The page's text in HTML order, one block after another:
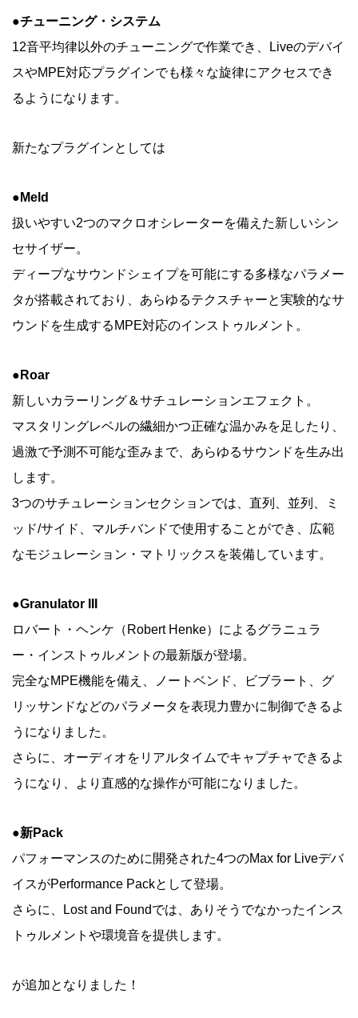
●チューニング・システム
12音平均律以外のチューニングで作業でき、Liveのデバイ
スやMPE対応プラグインでも様々な旋律にアクセスでき
るようになります。
新たなプラグインとしては
●Meld
扱いやすい2つのマクロオシレーターを備えた新しいシン
セサイザー。
ディープなサウンドシェイプを可能にする多様なパラメー
タが搭載されており、あらゆるテクスチャーと実験的なサ
ウンドを生成するMPE対応のインストゥルメント。
●Roar
新しいカラーリング＆サチュレーションエフェクト。
マスタリングレベルの繊細かつ正確な温かみを足したり、
過激で予測不可能な歪みまで、あらゆるサウンドを生み出
します。
3つのサチュレーションセクションでは、直列、並列、ミ
ッド/サイド、マルチバンドで使用することができ、広範
なモジュレーション・マトリックスを装備しています。
●Granulator III
ロバート・ヘンケ（Robert Henke）によるグラニュラ
ー・インストゥルメントの最新版が登場。
完全なMPE機能を備え、ノートベンド、ビブラート、グ
リッサンドなどのパラメータを表現力豊かに制御できるよ
うになりました。
さらに、オーディオをリアルタイムでキャプチャできるよ
うになり、より直感的な操作が可能になりました。
●新Pack
パフォーマンスのために開発された4つのMax for Liveデバ
イスがPerformance Packとして登場。
さらに、Lost and Foundでは、ありそうでなかったインス
トゥルメントや環境音を提供します。
が追加となりました！